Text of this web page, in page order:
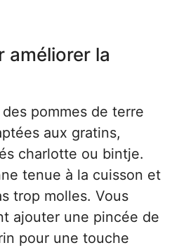
améliorer la
des pommes de terre
aux gratins,
charlotte ou bintje.
tenue à la cuisson et
trop molles. Vous
ajouter une pincée de
pour une touche